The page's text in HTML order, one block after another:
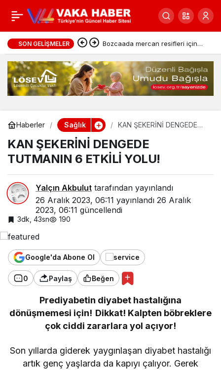
SON GELIŞMELER Bozcaada mercan resifleri için
koruma seferberliği
Haberler Sağlık
KAN ŞEKERİNİ DENGEDE
KAN ŞEKERİNİ DENGEDE
TUTMANIN 6 ETKİLİ YOLU!
Yalçın Akbulut tarafından yayınlandı
26 Aralık 2023, 06:11 yayınlandı 26 Aralık
2023, 06:11 güncellendi
3dk, 43sn 190
Google'da Abone Ol
0 Paylaş Beğen
Prediyabetin diyabet hastalığına
dönüşmemesi için! Dikkat! Kalpten böbreklere
çok ciddi zararlara yol açıyor!
Son yıllarda giderek yaygınlaşan diyabet hastalığı
artık genç yaşlarda da kapıyı çalıyor. Gerek
Yeni yılda güzel cilde
sahip olmanın 7 yolu
0 Paylaş